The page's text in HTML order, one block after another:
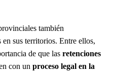
también
sus territorios. Entre ellos,
de que las retenciones
con un proceso legal en la